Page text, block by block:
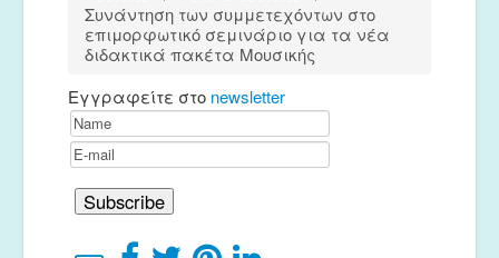
Συνάντηση των συμμετεχόντων στο
επιμορφωτικό σεμινάριο για τα νέα
διδακτικά πακέτα Μουσικής
Εγγραφείτε στο newsletter